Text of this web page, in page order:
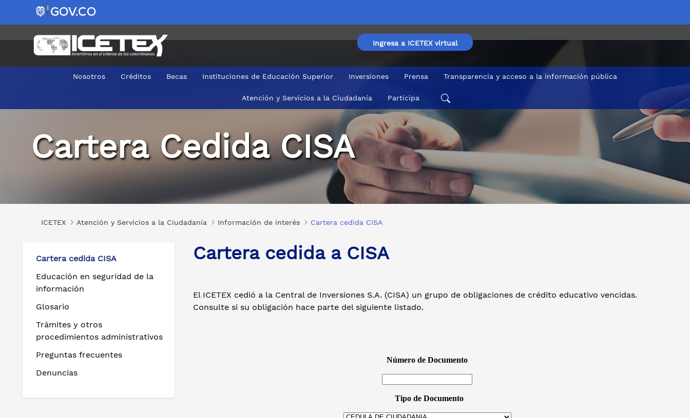
Ingresa a ICETEX virtual
Nosotros Créditos Becas Instituciones de Educación Superior Inversiones Prensa Transparencia y acceso a la información pública
Atención y Servicios a la Ciudadanía Participa
Cartera Cedida CISA
ICETEX Atención y Servicios a la Ciudadanía Información de interés Cartera cedida CISA
Cartera cedida CISA
Educación en seguridad de la
información
Glosario
Trámites y otros
procedimientos administrativos
Preguntas frecuentes
Denuncias
Cartera cedida a CISA
El ICETEX cedió a la Central de Inversiones S.A. (CISA) un grupo de obligaciones de crédito educativo vencidas.
Consulte si su obligación hace parte del siguiente listado.